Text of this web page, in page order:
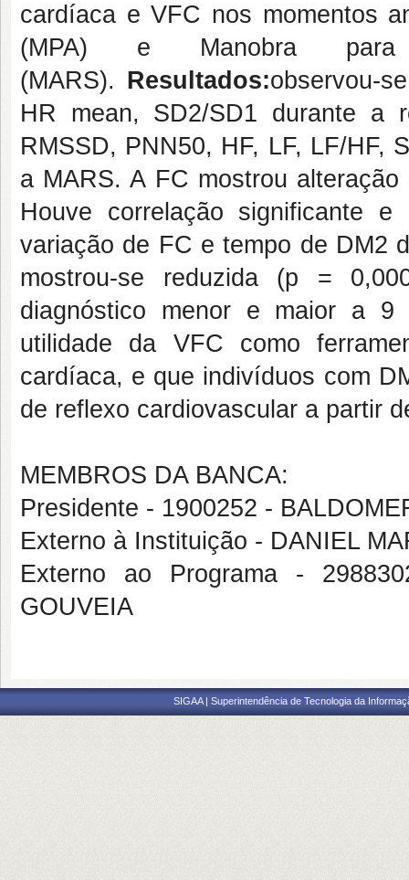
cardíaca e VFC nos momentos
(MPA) e Manobra para
(MARS). Resultados:observou-
HR mean, SD2/SD1 durante a
RMSSD, PNN50, HF, LF, LF/HF,
a MARS. A FC mostrou
Houve correlação significante
variação de FC e tempo de DM2
mostrou-se reduzida (p =
diagnóstico menor e maior a
utilidade da VFC como
cardíaca, e que indivíduos com
de reflexo cardiovascular a partir
MEMBROS DA BANCA:
Presidente - 1900252 -
Externo à Instituição - DANIEL
Externo ao Programa -
GOUVEIA
SIGAA | Superintendência de Tecnologia da